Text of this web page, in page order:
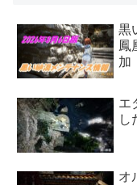
黒
鳳
加
エ
し
オ